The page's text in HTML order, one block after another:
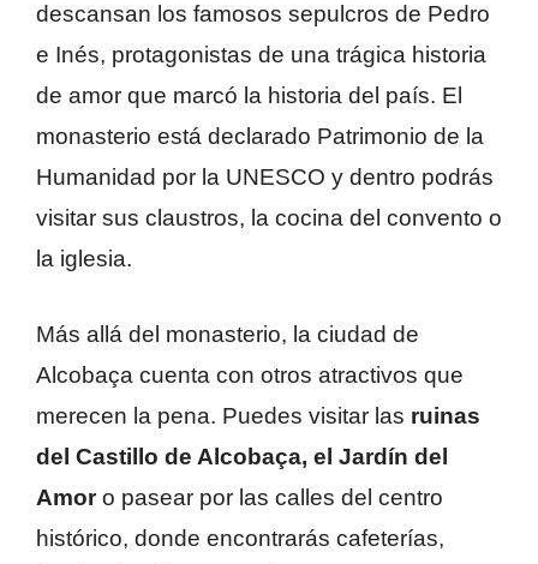
descansan los famosos sepulcros de Pedro
e Inés, protagonistas de una trágica historia
de amor que marcó la historia del país. El
monasterio está declarado Patrimonio de la
Humanidad por la UNESCO y dentro podrás
visitar sus claustros, la cocina del convento o
la iglesia.
Más allá del monasterio, la ciudad de
Alcobaça cuenta con otros atractivos que
merecen la pena. Puedes visitar las ruinas
del Castillo de Alcobaça, el Jardín del
Amoro pasear por las calles del centro
histórico, donde encontrarás cafeterías,